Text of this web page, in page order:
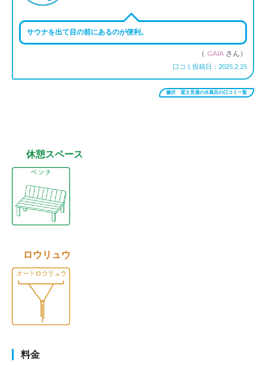
サウナを出て目の前にあるのが便利。
（ GAIA さん）
口コミ投稿日：2025.2.25
藤沢 冨士見湯の水風呂の口コミ一覧
休憩スペース
ロウリュウ
料金